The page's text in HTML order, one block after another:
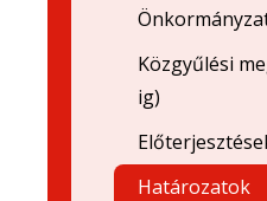
Közgyűlési
ig)
Határozatok